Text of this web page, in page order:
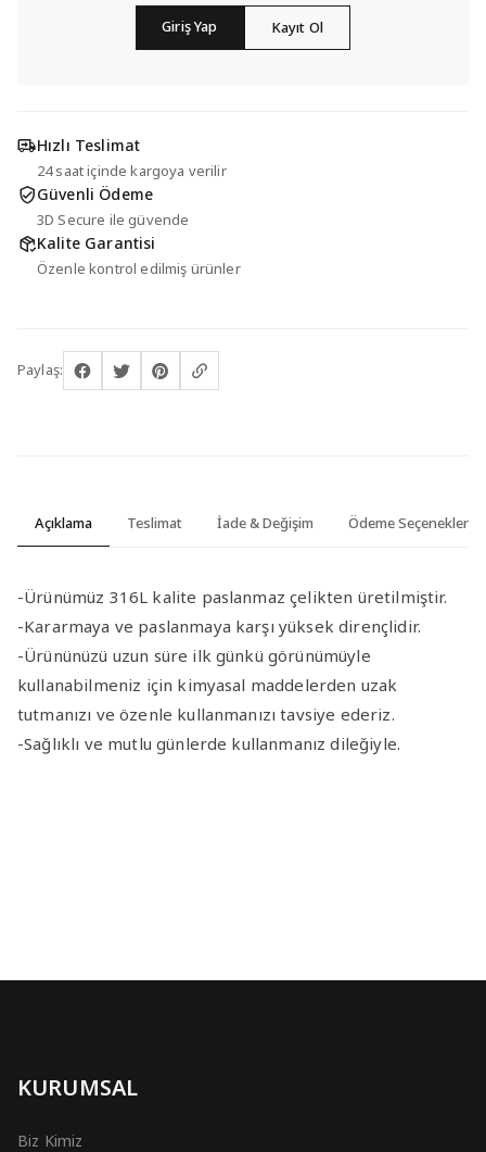
Giriş Yap Kayıt Ol
Hızlı Teslimat
24 saat içinde kargoya verilir
Güvenli Ödeme
3D Secure ile güvende
Kalite Garantisi
Özenle kontrol edilmiş ürünler
Paylaş:
Açıklama Teslimat İade & Değişim Ödeme Seçenekleri
-Ürünümüz 316L kalite paslanmaz çelikten üretilmiştir.
-Kararmaya ve paslanmaya karşı yüksek dirençlidir.
-Ürününüzü uzun süre ilk günkü görünümüyle
kullanabilmeniz için kimyasal maddelerden uzak
tutmanızı ve özenle kullanmanızı tavsiye ederiz.
-Sağlıklı ve mutlu günlerde kullanmanız dileğiyle.
KURUMSAL
Biz Kimiz